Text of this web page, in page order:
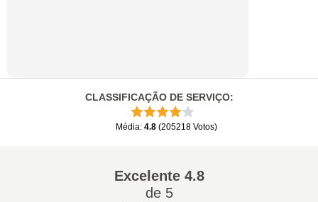
CLASSIFICAÇÃO DE SERVIÇO:
Média: 4.8 (205218 Votos)
Excelente4.8
de 5